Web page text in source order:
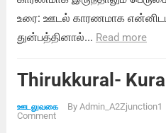
உரை: ஊடல் காரணமாக
துன்பத்தினால்... Read more
Thirukkural-
ஊடலுவகை By Admin_A2Zjunction1
Comment